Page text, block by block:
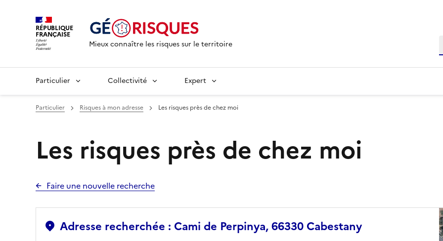
RÉPUBLIQUE
FRANÇAISE
Mieux connaître les risques sur le territoire
Particulier Collectivité Expert
Particulier Risques à mon adresse Les risques près de chez moi
Les risques près de chez moi
Faire une nouvelle recherche
Adresse recherchée : Cami de Perpinya, 66330 Cabestany